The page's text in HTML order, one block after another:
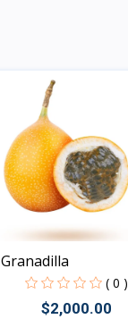
Granadilla
( 0 )
$2,000.00